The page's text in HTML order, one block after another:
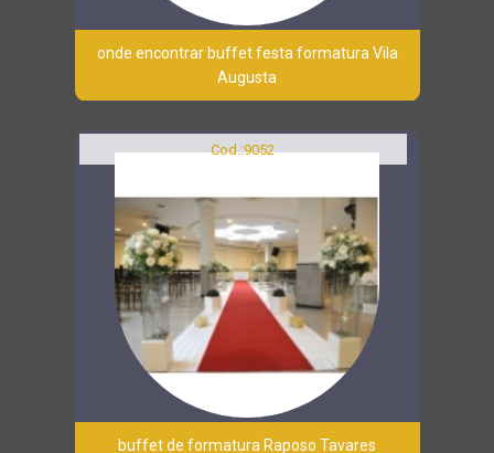
onde encontrar buffet festa formatura Vila
Augusta
Cod.:9052
buffet de formatura Raposo Tavares